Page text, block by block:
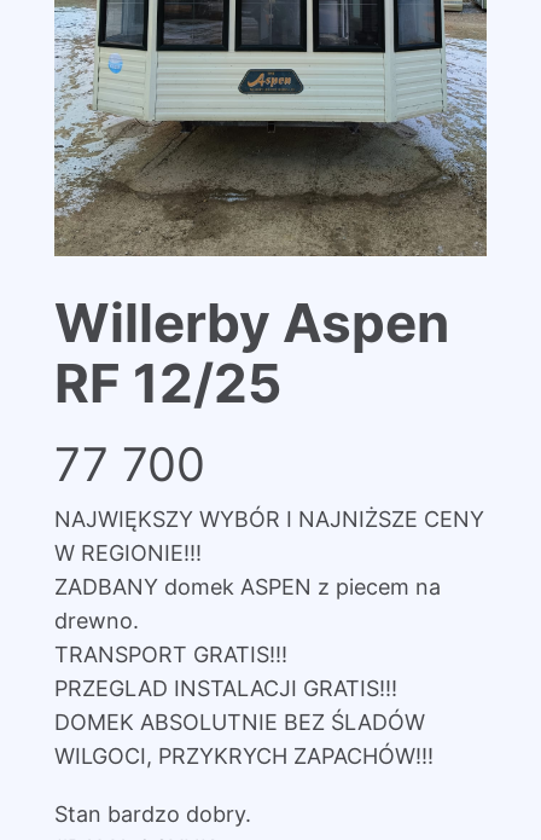
Willerby Aspen
RF 12/25
77 700
NAJWIĘKSZY WYBÓR I NAJNIŻSZE CENY
W REGIONIE!!!
ZADBANY domek ASPEN z piecem na
drewno.
TRANSPORT GRATIS!!!
PRZEGLAD INSTALACJI GRATIS!!!
DOMEK ABSOLUTNIE BEZ ŚLADÓW
WILGOCI, PRZYKRYCH ZAPACHÓW!!!
Stan bardzo dobry.